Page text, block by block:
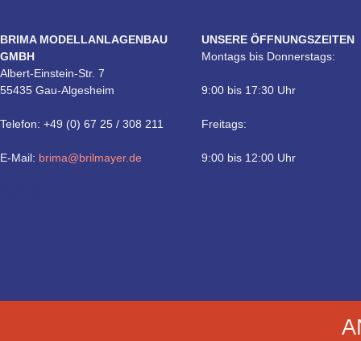
BRIMA MODELLANLAGENBAU
GMBH
Albert-Einstein-Str. 7
55435 Gau-Algesheim
Telefon: +49 (0) 67 25 / 308 211
E-Mail: brima@brilmayer.de
UNSERE ÖFFNUNGSZEITEN
Montags bis Donnerstags:
9:00 bis 17:30 Uhr
Freitags:
9:00 bis 12:00 Uhr